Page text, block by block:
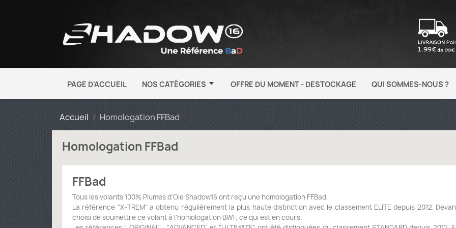
PAGE D'ACCUEIL NOS CATÉGORIES OFFRE DU MOMENT - DESTOCKAGE QUI SOMMES-NOUS ?
Accueil Homologation FFBad
Homologation FFBad
FFBad
Tous les volants 100% Plumes d'Oie Shadow16 ont reçu une homologation FFBad.
La référence "X-TREM" a obtenu régulièrement la plus haute distinction avec le classement ELITE depuis 2012.
choisi de soumettre ce volant à l'homologation BWF, ce qui est en cours.